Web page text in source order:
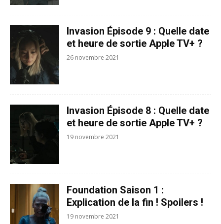
Invasion Épisode 9 : Quelle date
et heure de sortie Apple TV+ ?
26 novembre 2021
Invasion Épisode 8 : Quelle date
et heure de sortie Apple TV+ ?
19 novembre 2021
Foundation Saison 1 :
Explication de la fin ! Spoilers !
19 novembre 2021